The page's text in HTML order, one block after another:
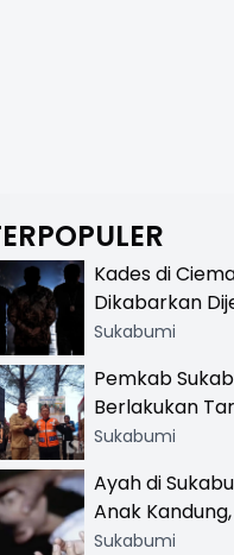
Kades di
Dikabarkan
Satnarkoba,
Sukabumi
Pemkab
Berlakukan
Resmi di 13
Khusus
Sukabumi
Ayah di
Anak
Hingga SMA
Sukabumi